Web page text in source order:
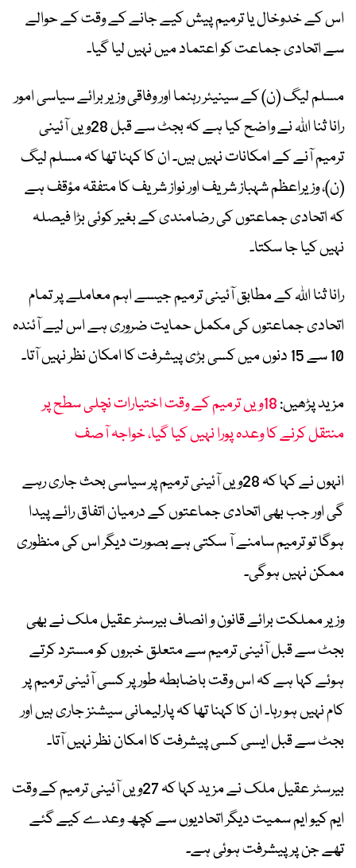
اس کے خدوخال یا ترمیم پیش کیے جانے کے وقت کے حوالے
سے اتحادی جماعت کو اعتماد میں نہیں لیا گیا۔
مسلم لیگ (ن) کے سینیئر رہنما اور وفاقی وزیر برائے سیاسی امور
رانا ثنا اللہ نے واضح کیا ہے کہ بجٹ سے قبل 28ویں آئینی
ترمیم آنے کے امکانات نہیں ہیں۔ ان کا کہنا تھا کہ مسلم لیگ
(ن)، وزیراعظم شہباز شریف اور نواز شریف کا متفقہ مؤقف ہے
کہ اتحادی جماعتوں کی رضامندی کے بغیر کوئی بڑا فیصلہ
نہیں کیا جا سکتا۔
رانا ثنا اللہ کے مطابق آئینی ترمیم جیسے اہم معاملے پر تمام
اتحادی جماعتوں کی مکمل حمایت ضروری ہے اس لیے آئندہ
10 سے 15 دنوں میں کسی بڑی پیشرفت کا امکان نظر نہیں آتا۔
مزید پڑھیں:
18ویں ترمیم کے وقت اختیارات نچلی سطح پر
منتقل کرنے کا وعدہ پورا نہیں کیا گیا، خواجہ آصف
انہوں نے کہا کہ 28ویں آئینی ترمیم پر سیاسی بحث جاری رہے
گی اور جب بھی اتحادی جماعتوں کے درمیان اتفاق رائے پیدا
ہوگا تو ترمیم سامنے آ سکتی ہے بصورت دیگر اس کی منظوری
ممکن نہیں ہوگی۔
وزیر مملکت برائے قانون و انصاف بیرسٹر عقیل ملک نے بھی
بجٹ سے قبل آئینی ترمیم سے متعلق خبروں کو مسترد کرتے
ہوئے کہا ہے کہ اس وقت باضابطہ طور پر کسی آئینی ترمیم پر
کام نہیں ہو رہا۔ ان کا کہنا تھا کہ پارلیمانی سیشنز جاری ہیں اور
بجٹ سے قبل ایسی کسی پیشرفت کا امکان نظر نہیں آتا۔
بیرسٹر عقیل ملک نے مزید کہا کہ 27ویں آئینی ترمیم کے وقت
ایم کیو ایم سمیت دیگر اتحادیوں سے کچھ وعدے کیے گئے
تھے جن پر پیشرفت ہوئی ہے۔